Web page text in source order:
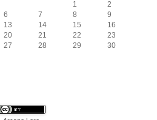
1
2
6 7 8
9
13 14 15
16
20 21 22
23
27 28 29
30